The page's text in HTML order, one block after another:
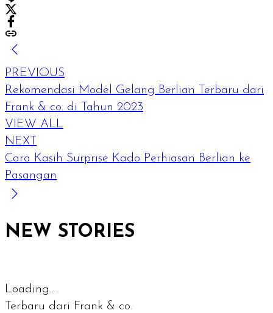
PREVIOUS
Rekomendasi Model Gelang Berlian Terbaru dari
Frank & co. di Tahun 2023
VIEW ALL
NEXT
Cara Kasih Surprise Kado Perhiasan Berlian ke
Pasangan
NEW STORIES
Loading...
Terbaru dari Frank & co.